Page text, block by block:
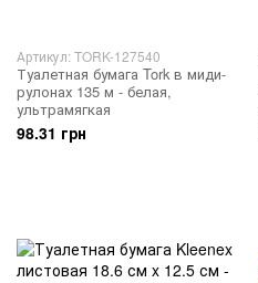
Артикул: TORK-127540
Туалетная бумага Tork в миди-
рулонах 135 м - белая,
ультрамягкая
98.31 грн